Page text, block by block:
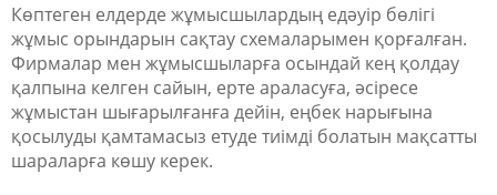
Көптеген елдерде жұмысшылардың едәуір бөлігі
жұмыс орындарын сақтау схемаларымен қорғалған.
Фирмалар мен жұмысшыларға осындай кең қолдау
қалпына келген сайын, ерте араласуға, әсіресе
жұмыстан шығарылғанға дейін, еңбек нарығына
қосылуды қамтамасыз етуде тиімді болатын мақсатты
шараларға көшу керек.